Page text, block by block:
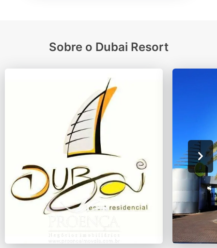
Sobre o Dubai Resort